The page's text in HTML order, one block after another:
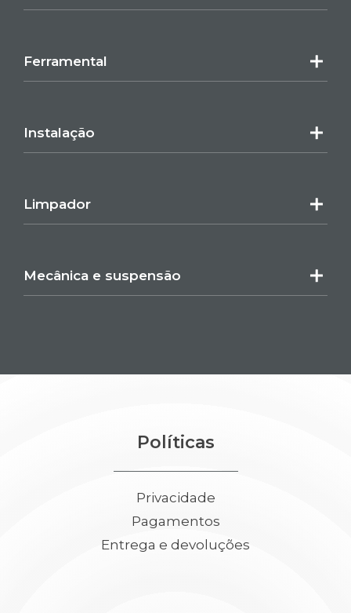
Ferramental
Instalação
Limpador
Mecânica e suspensão
Políticas
Privacidade
Pagamentos
Entrega e devoluções